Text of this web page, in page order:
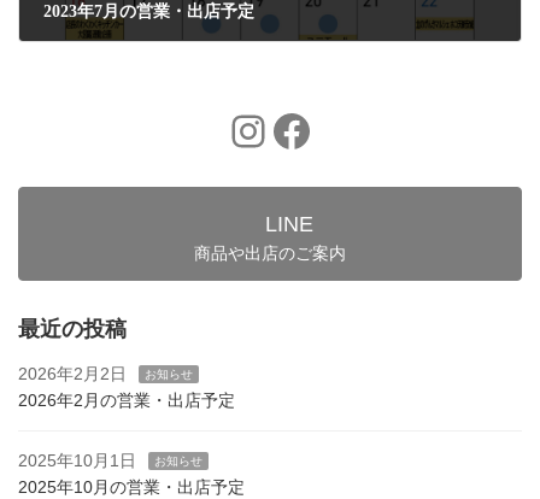
2023年7月の営業・出店予定
Instagram
Facebook
LINE
商品や出店のご案内
最近の投稿
2026年2月2日 お知らせ
2026年2月の営業・出店予定
2025年10月1日 お知らせ
2025年10月の営業・出店予定